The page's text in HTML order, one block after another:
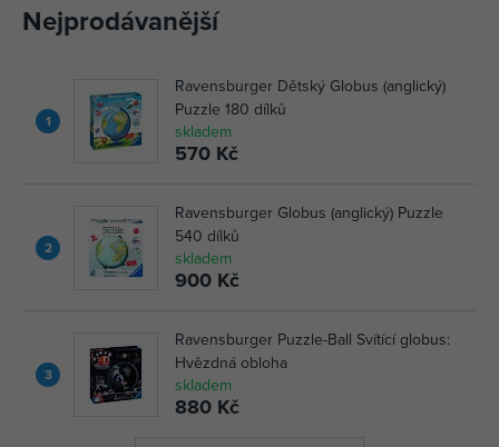
Nejprodávanější
1
Ravensburger Dětský Globus (anglický)
Puzzle 180 dílků
skladem
570 Kč
2
Ravensburger Globus (anglický) Puzzle
540 dílků
skladem
900 Kč
3
Ravensburger Puzzle-Ball Svítící globus:
Hvězdná obloha
skladem
880 Kč